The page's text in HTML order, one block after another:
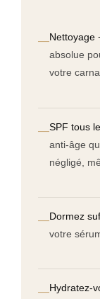
—Nettoyage
absolue
votre
—SPF tous
anti-âge
négligé,
—Dormez
votre
—Hydratez-